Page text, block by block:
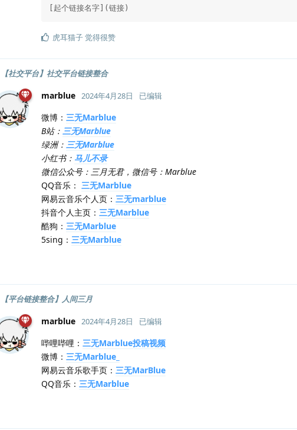
[起个链接名字](链接)
虎耳猫子觉得很赞
【社交平台】社交平台链接整合
marblue 2024年4月28日 已编辑
微博： 三无Marblue
B站： 三无Marblue
绿洲： 三无Marblue
小红书： 马儿不录
微信公众号：三月无君，微信号：Marblue
QQ音乐： 三无Marblue
网易云音乐个人页： 三无marblue
抖音个人主页： 三无Marblue
酷狗： 三无Marblue
5sing： 三无Marblue
【平台链接整合】人间三月
marblue 2024年4月28日 已编辑
哔哩哔哩： 三无Marblue投稿视频
微博： 三无Marblue_
网易云音乐歌手页： 三无MarBlue
QQ音乐： 三无Marblue